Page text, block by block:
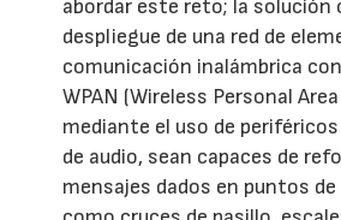
abordar este reto; la solución
despliegue de una red de
comunicación inalámbrica
WPAN (Wireless Personal
mediante el uso de
de audio, sean capaces de
mensajes dados en puntos